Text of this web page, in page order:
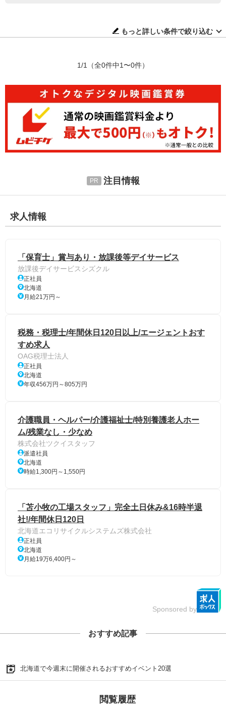
もっと詳しい条件で絞り込む
1/1 （全0件中1〜0件）
注目情報
求人情報
「保育士」賞与あり・放課後等デイサービス
放課後デイサービスシズクル
正社員
北海道
月給21万円～
税務・税理士/年間休日120日以上/エージェントおす
すめ求人
OAG税理士法人
正社員
北海道
年収456万円～805万円
介護職員・ヘルパー/介護福祉士/特別養護老人ホー
ム/残業なし・少なめ
株式会社ツクイスタッフ
派遣社員
北海道
時給1,300円～1,550円
「苫小牧の工場スタッフ」完全土日休み&16時半退
社!/年間休日120日
北海道エコリサイクルシステムズ株式会社
正社員
北海道
月給19万6,400円～
Sponsored by
おすすめ記事
北海道で今週末に開催されるおすすめイベント20選
閲覧履歴